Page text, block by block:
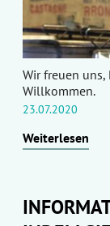
Wir freuen uns,
Willkommen.
23.07.2020
Weiterlesen